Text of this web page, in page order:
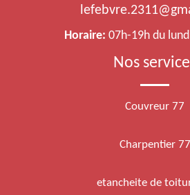
Horaire: 07h-19h du
Nos
Couvreur 77
Charpentier 77
etancheite de